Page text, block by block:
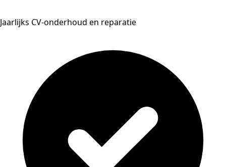
Jaarlijks CV-onderhoud en reparatie